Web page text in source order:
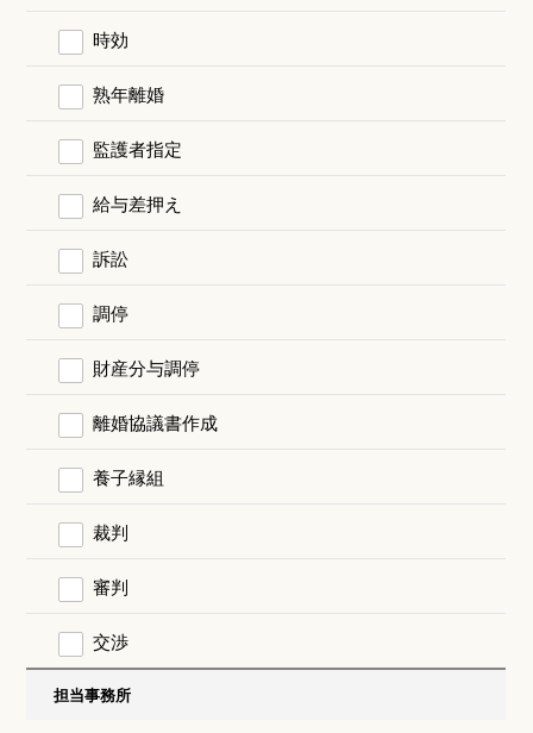
時効
熟年離婚
監護者指定
給与差押え
訴訟
調停
財産分与調停
離婚協議書作成
養子縁組
裁判
審判
交渉
担当事務所